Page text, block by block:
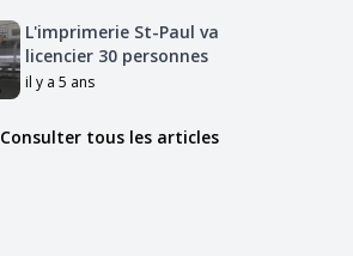
L'imprimerie St-Paul va
licencier 30 personnes
il y a 5 ans
Consulter tous les articles